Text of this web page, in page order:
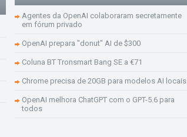
Agentes da OpenAI colaboraram secretamente
em fórum privado
OpenAI prepara "donut" AI de $300
Coluna BT Tronsmart Bang SE a €71
Chrome precisa de 20GB para modelos AI locais
OpenAI melhora ChatGPT com o GPT-5.6 para
todos